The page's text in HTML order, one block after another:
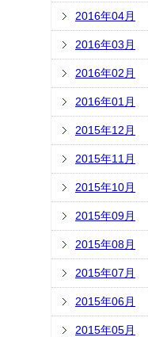
2016年04月
2016年03月
2016年02月
2016年01月
2015年12月
2015年11月
2015年10月
2015年09月
2015年08月
2015年07月
2015年06月
2015年05月